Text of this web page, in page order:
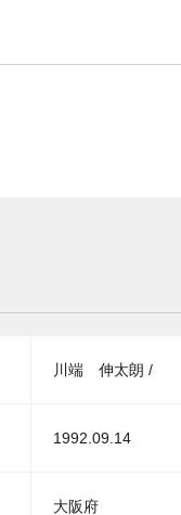
川端 伸太朗 /
1992.09.14
大阪府